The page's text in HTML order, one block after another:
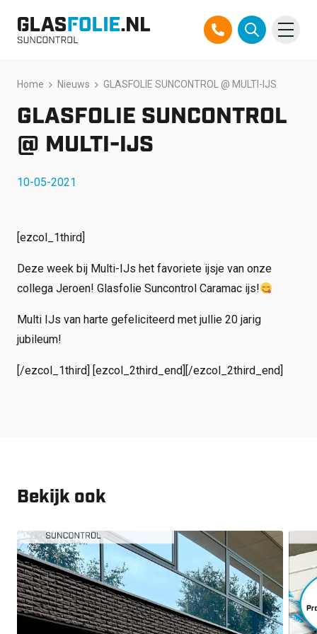
naar
inhoud
Producten
Oplossingen
Projecten
Over ons
Over ons
Werken bij
Nieuws
Contact
Shop
Inloggen
Home Nieuws GLASFOLIE SUNCONTROL @ MULTI-IJS
GLASFOLIE SUNCONTROL
@ MULTI-IJS
10-05-2021
[ezcol_1third]
Deze week bij Multi-IJs het favoriete ijsje van onze
collega Jeroen! Glasfolie Suncontrol Caramac ijs!
Multi IJs van harte gefeliciteerd met jullie 20 jarig
jubileum!
[/ezcol_1third] [ezcol_2third_end] [/ezcol_2third_end]
Bekijk ook